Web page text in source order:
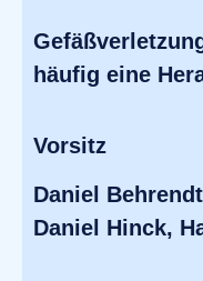
häufig eine
Vorsitz
Daniel
Daniel Hinck,